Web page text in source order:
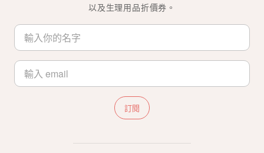
以及生理用品折價券。
訂閱